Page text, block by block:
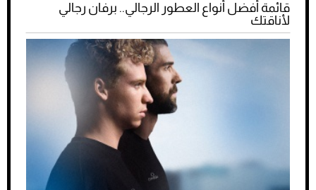
قائمة أفضل أنواع العطور الرجالي.. برفان رجالي
لأناقتك